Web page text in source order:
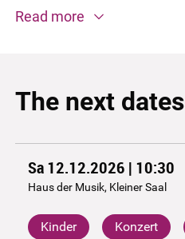
Read more
The next dates
Sa 12.12.2026 | 10:30
Haus der Musik, Kleiner Saal
Kinder Konzert